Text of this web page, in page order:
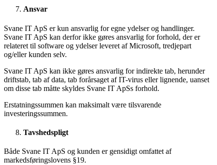
Ansvar
Svane IT ApS er kun ansvarlig for egne ydelser og handlinger.
Svane IT ApS kan derfor ikke gøres ansvarlig for forhold, der er
relateret til software og ydelser leveret af Microsoft, tredjepart
og/eller kunden selv.
Svane IT ApS kan ikke gøres ansvarlig for indirekte tab, herunder
driftstab, tab af data, tab forårsaget af IT-virus eller lignende, uanset
om disse tab måtte skyldes Svane IT ApSs forhold.
Erstatningssummen kan maksimalt være tilsvarende
investeringssummen.
Tavshedspligt
Både Svane IT ApS og kunden er gensidigt omfattet af
markedsføringslovens §19.